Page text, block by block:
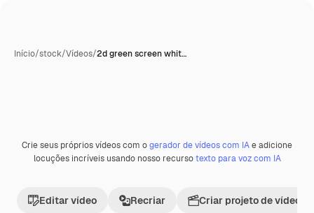
Início/stock/Vídeos/2d green screen whit…
Premium
Crie seus próprios vídeos com ogerador de vídeos com IAe adicione
locuções incríveis usando nosso recursotexto para voz com IA
Editar vídeo Recriar Criar projeto de vídeo